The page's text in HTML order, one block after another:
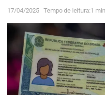
17/04/2025 Tempo de leitura:1